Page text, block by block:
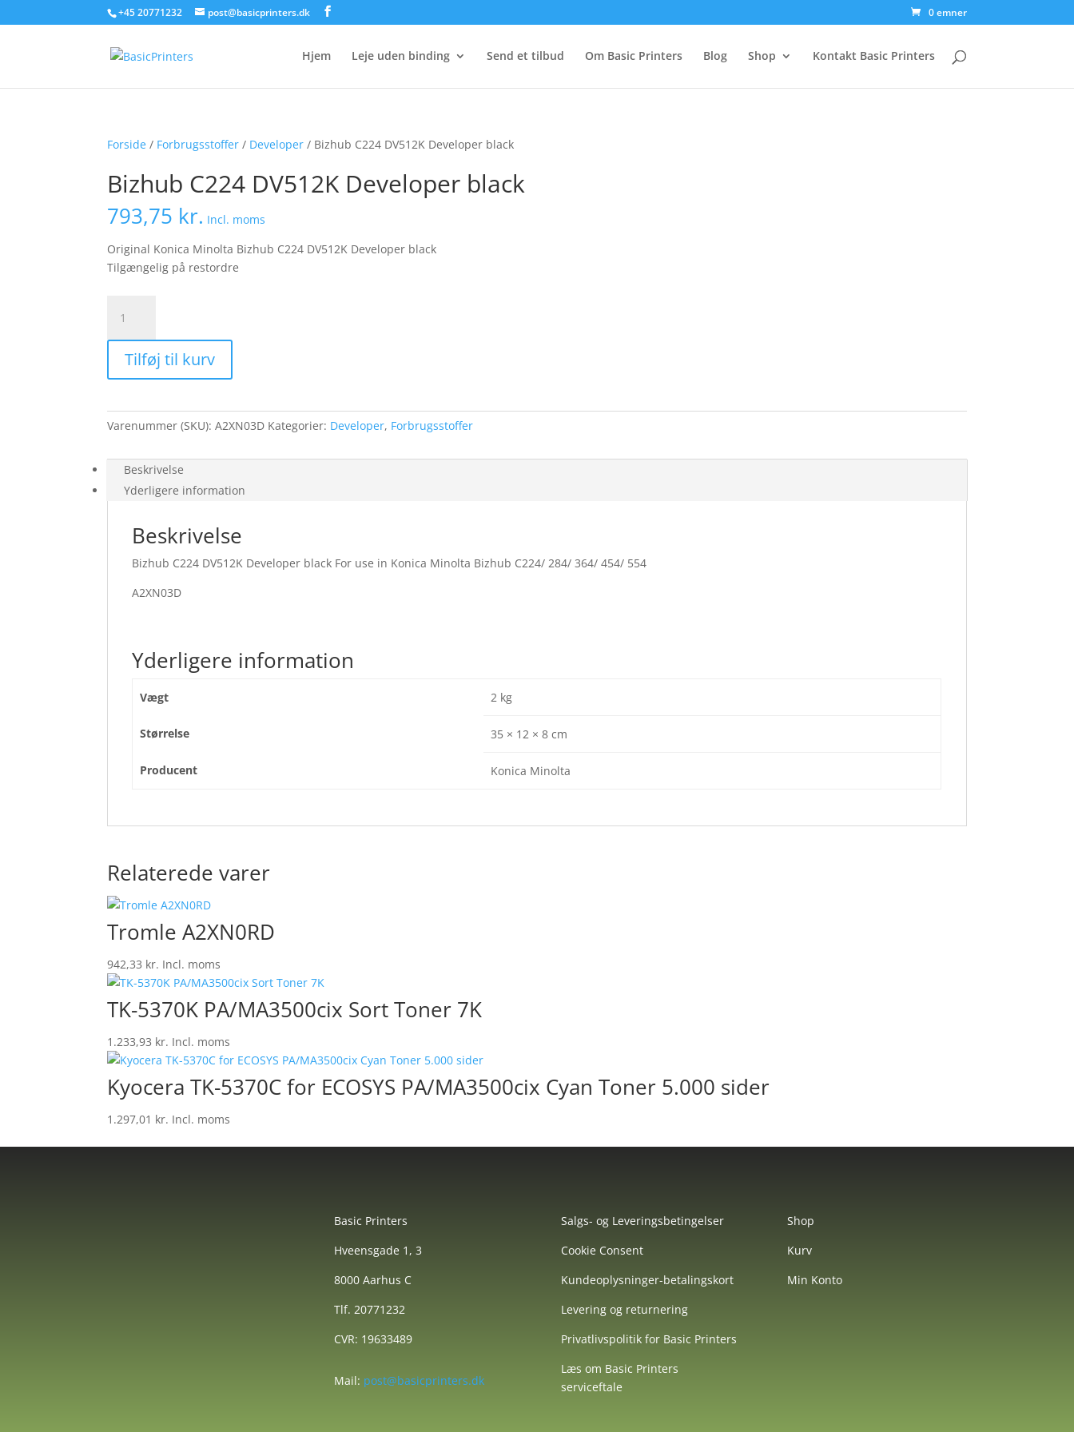
+45 20771232 post@basicprinters.dk 0 emner
Hjem Leje uden binding Send et tilbud Om Basic Printers Blog Shop Kontakt Basic Printers
Forside / Forbrugsstoffer / Developer / Bizhub C224 DV512K Developer black
Bizhub C224 DV512K Developer black
793,75 kr. Incl. moms
Original Konica Minolta Bizhub C224 DV512K Developer black
Tilgængelig på restordre
C224
DV512K
Developer
black
Tilføj til kurv
Varenummer (SKU):A2XN03D Kategorier: Developer, Forbrugsstoffer
Beskrivelse
Yderligere information
Beskrivelse
Bizhub C224 DV512K Developer black For use in Konica Minolta Bizhub C224/ 284/ 364/ 454/ 554
A2XN03D
Yderligere information
Vægt 2 kg
Størrelse 35 × 12 × 8 cm
Producent Konica Minolta
Relaterede varer
Tromle A2XN0RD
942,33 kr. Incl. moms
TK-5370K PA/MA3500cix Sort Toner 7K
1.233,93 kr. Incl. moms
Kyocera TK-5370C for ECOSYS PA/MA3500cix Cyan Toner 5.000 sider
1.297,01 kr. Incl. moms
Basic Printers
Hveensgade 1, 3
8000 Aarhus C
Tlf. 20771232
CVR: 19633489
Mail: post@basicprinters.dk
Salgs- og Leveringsbetingelser
Cookie Consent
Kundeoplysninger-betalingskort
Levering og returnering
Privatlivspolitik for Basic Printers
Læs om Basic Printers
serviceftale
Shop
Kurv
Min Konto